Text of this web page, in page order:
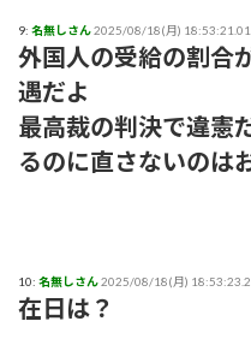
9: 名無しさん2025/08/18(月) 18:53:21.01
外国人の受給の割合
遇だよ
最高裁の判決で違憲
るのに直さないのは
10: 名無しさん2025/08/18(月)
在日は？